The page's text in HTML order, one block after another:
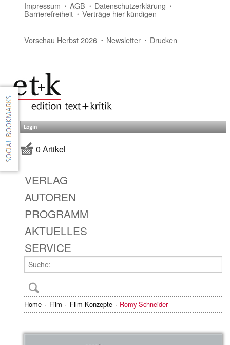
Impressum AGB Datenschutzerklärung
Barrierefreiheit Verträge hier kündigen
Vorschau Herbst 2026 Newsletter Drucken
Login
0 Artikel
VERLAG
AUTOREN
PROGRAMM
AKTUELLES
SERVICE
Home Film Film-Konzepte Romy Schneider